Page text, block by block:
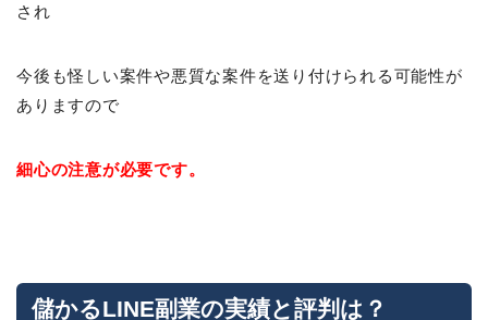
され
今後も怪しい案件や悪質な案件を送り付けられる可能性が
ありますので
細心の注意が必要です。
儲かるLINE副業の実績と評判は？